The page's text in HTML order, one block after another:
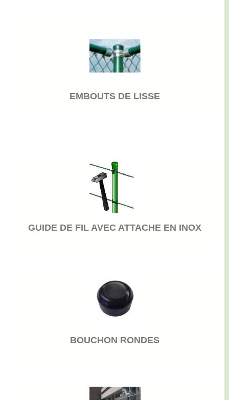
EMBOUTS DE LISSE
GUIDE DE FIL AVEC ATTACHE EN INOX
BOUCHON RONDES